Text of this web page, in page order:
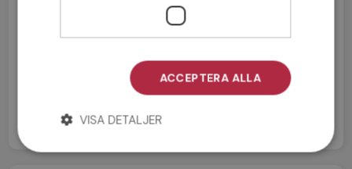
Personuppgiftspolicyn
ACCEPTERA ALLA
VISA DETALJER